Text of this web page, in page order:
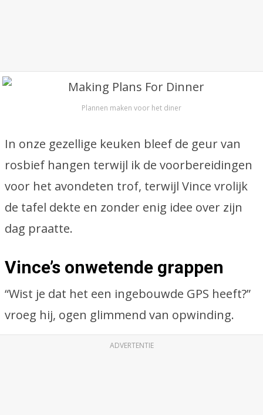
Plannen maken voor het diner
In onze gezellige keuken bleef de geur van
rosbief hangen terwijl ik de voorbereidingen
voor het avondeten trof, terwijl Vince vrolijk
de tafel dekte en zonder enig idee over zijn
dag praatte.
Vince’s onwetende grappen
“Wist je dat het een ingebouwde GPS heeft?”
vroeg hij, ogen glimmend van opwinding.
ADVERTENTIE